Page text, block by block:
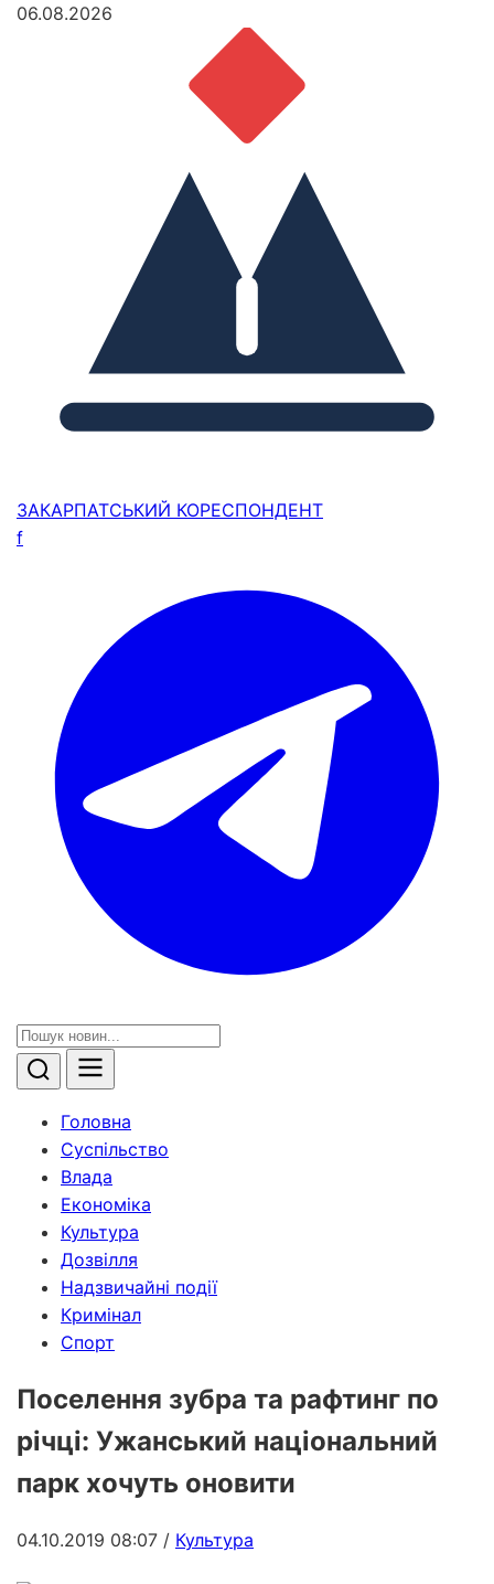
06.08.2026
ЗАКАРПАТСЬКИЙ КОРЕСПОНДЕНТ
f
Головна
Суспільство
Влада
Економіка
Культура
Дозвілля
Надзвичайні події
Кримінал
Спорт
Поселення зубра та рафтинг по
річці: Ужанський національний
парк хочуть оновити
04.10.2019 08:07 / Культура